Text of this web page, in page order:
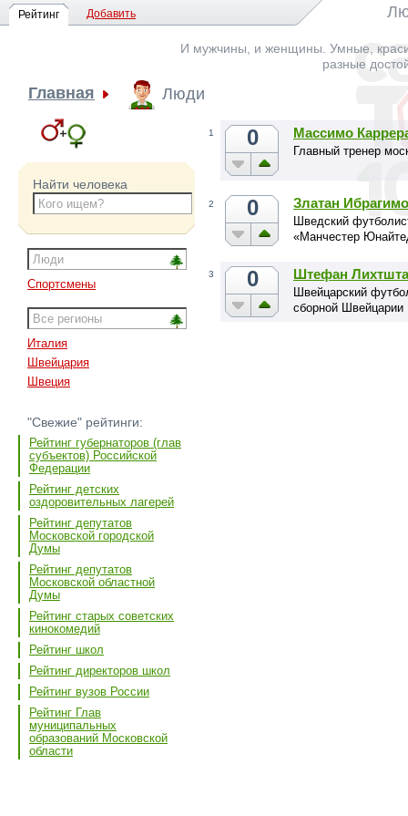
Рейтинг Добавить
И мужчины, и женщины. Умные,
разные
Главная Люди
Найти человека
Спортсмены
Италия
Швейцария
Швеция
"Свежие" рейтинги:
Рейтинг губернаторов (глав
субъектов) Российской
Федерации
Рейтинг детских
оздоровительных лагерей
Рейтинг депутатов
Московской городской
Думы
Рейтинг депутатов
Московской областной
Думы
Рейтинг старых советских
кинокомедий
Рейтинг школ
Рейтинг директоров школ
Рейтинг вузов России
Рейтинг Глав
муниципальных
образований Московской
области
1 0 Массимо
Главный тренер
2 0 Златан
Шведский
«Манчестер
3 0 Штефан
Швейцарский
сборной Швейцарии